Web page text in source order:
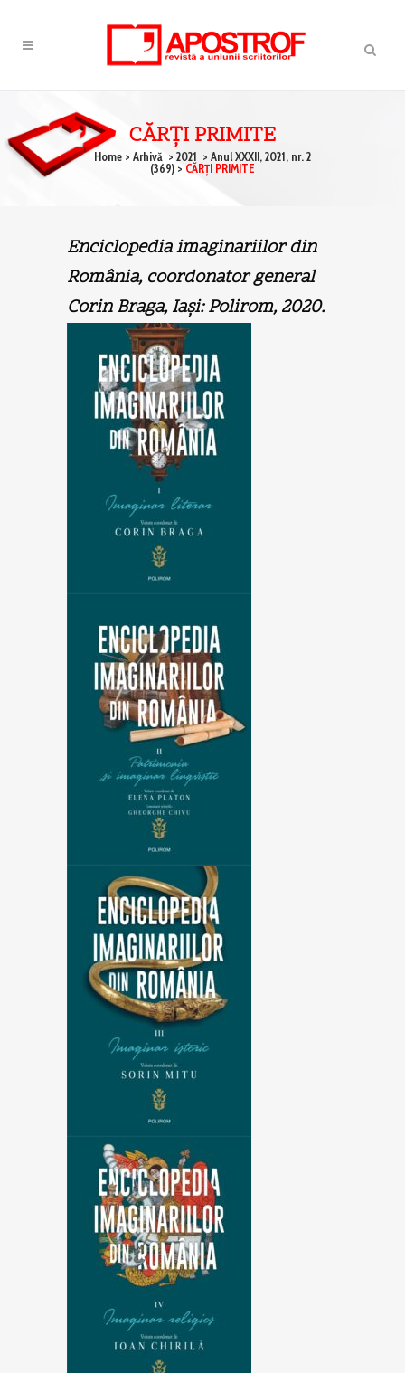
CĂRŢI PRIMITE
Home > Arhivă > 2021 > Anul XXXII, 2021, nr. 2
(369) > CĂRŢI PRIMITE
Enciclopedia imaginariilor din
România, coordonator general
Corin Braga, Iaşi: Polirom, 2020.